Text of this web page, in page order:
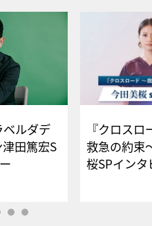
ベルダデ
田篤宏S
ュー
『クロス
救急の約束
桜SPイ